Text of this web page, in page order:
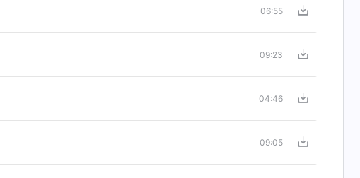
06:55
09:23
04:46
09:05